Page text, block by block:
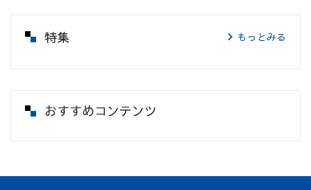
特集 もっとみる
おすすめコンテンツ